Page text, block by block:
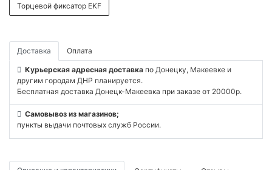
Торцевой фиксатор EKF
Доставка Оплата
Курьерская адресная доставка по Донецку, Макеевке и
другим городам ДНР планируется.
Бесплатная доставка Донецк-Макеевка при заказе от 20000р.
Самовывоз из магазинов;
пункты выдачи почтовых служб России.